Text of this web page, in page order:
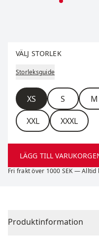
Välj storlek
VÄLJ STORLEK
Storleksguide
Storlek
XS S M
XXL XXXL
LÄGG TILL
Fri frakt över 1000 SEK —
Produktinformation